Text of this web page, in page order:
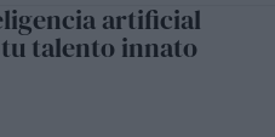
artificial
talento innato